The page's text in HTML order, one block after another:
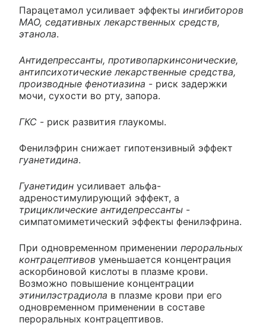
Парацетамол усиливает эффекты ингибиторов
МАО, седативных лекарственных средств,
этанола.
Антидепрессанты, противопаркинсонические,
антипсихотические лекарственные средства,
производные фенотиазина - риск задержки
мочи, сухости во рту, запора.
ГКС - риск развития глаукомы.
Фенилэфрин снижает гипотензивный эффект
гуанетидина.
Гуанетидин усиливает альфа-
адреностимулирующий эффект, а
трициклические антидепрессанты -
симпатомиметический эффекты фенилэфрина.
При одновременном применении пероральных
контрацептивов уменьшается концентрация
аскорбиновой кислоты в плазме крови.
Возможно повышение концентрации
этинилэстрадиола в плазме крови при его
одновременном применении в составе
пероральных контрацептивов.